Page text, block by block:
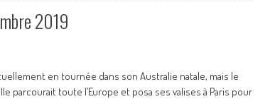
2019
en tournée dans son Australie natale, mais le
parcourait toute l’Europe et posa ses valises à Paris pour